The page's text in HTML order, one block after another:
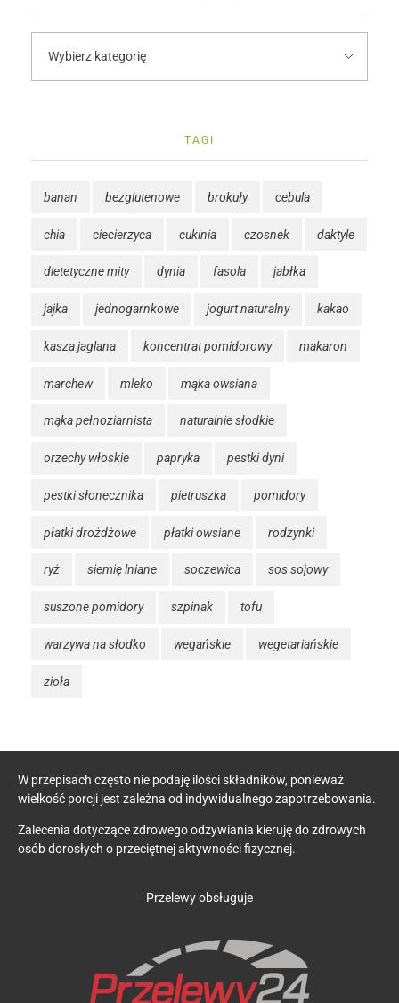
TAGI
banan bezglutenowe brokuły cebula
chia ciecierzyca cukinia czosnek daktyle
dietetyczne mity dynia fasola jabłka
jajka jednogarnkowe jogurt naturalny kakao
kasza jaglana koncentrat pomidorowy makaron
marchew mleko mąka owsiana
mąka pełnoziarnista naturalnie słodkie
orzechy włoskie papryka pestki dyni
pestki słonecznika pietruszka pomidory
płatki drożdżowe płatki owsiane rodzynki
ryż siemię lniane soczewica sos sojowy
suszone pomidory szpinak tofu
warzywa na słodko wegańskie wegetariańskie
zioła
W przepisach często nie podaję ilości składników, ponieważ
wielkość porcji jest zależna od indywidualnego zapotrzebowania.
Zalecenia dotyczące zdrowego odżywiania kieruję do zdrowych
osób dorosłych o przeciętnej aktywności fizycznej.
Przelewy obsługuje